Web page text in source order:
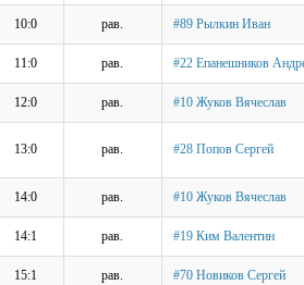
10:0 рав. #89 Рылкин Иван
11:0 рав. #22 Епанешников
12:0 рав. #10 Жуков Вячеслав
13:0 рав. #28 Попов Сергей
14:0 рав. #10 Жуков Вячеслав
14:1 рав. #19 Ким Валентин
15:1 рав. #70 Новиков Сергей